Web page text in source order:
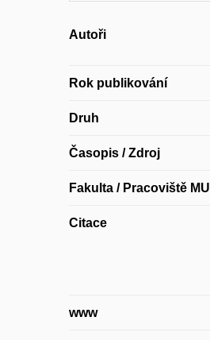
Autoři
Rok publikování
Druh
Časopis / Zdroj
Fakulta / Pracoviště MU
Citace
www